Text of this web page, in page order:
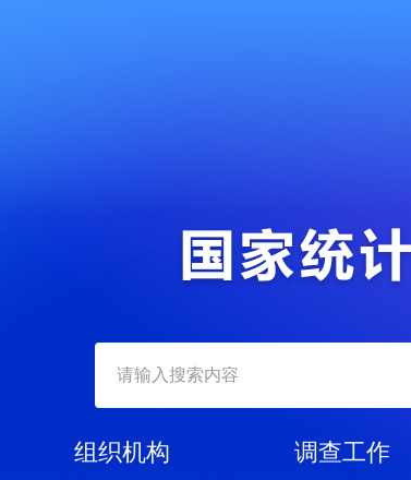
组织机构 调查工作